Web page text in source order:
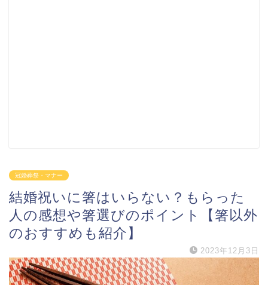
冠婚葬祭・マナー
結婚祝いに箸はいらない？もらった
人の感想や箸選びのポイント【箸以外
のおすすめも紹介】
2023年12月3日